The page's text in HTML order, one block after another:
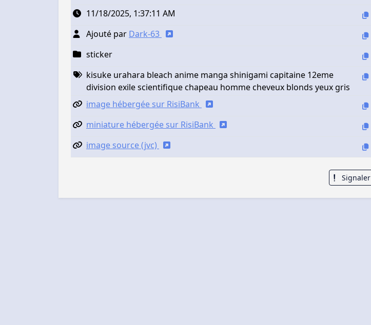
11/18/2025, 1:37:11 AM
Ajouté par Dark-63
sticker
kisuke urahara bleach anime manga shinigami capitaine 12eme
division exile scientifique chapeau homme cheveux blonds yeux gris
image hébergée sur RisiBank
miniature hébergée sur RisiBank
image source (jvc)
Signaler